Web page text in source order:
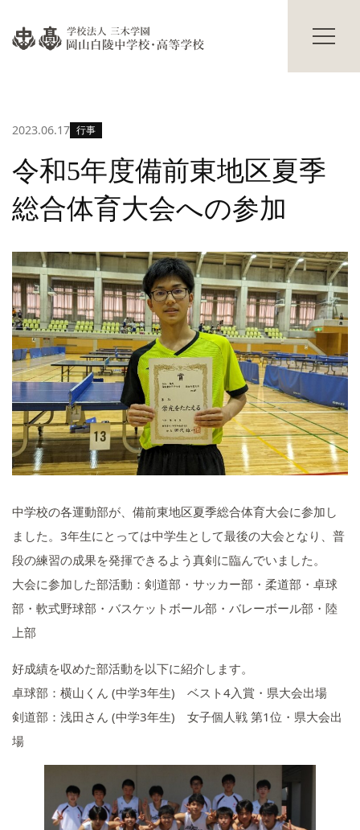
進路の行事
学校生活
主な学校行事
部活動
生徒の活躍
修学旅行だより
その他
保護者の方へ
交通アクセス
お知らせ
入試情報
Topics
プライバシーポリシー
サイトマップ
教職員募集
いじめ防止基本方針
学校施設の耐震化への取組状
況
2023.06.17 行事
令和5年度備前東地区夏季
総合体育大会への参加
中学校の各運動部が、備前東地区夏季総合体育大会に参加し
ました。3年生にとっては中学生として最後の大会となり、普
段の練習の成果を発揮できるよう真剣に臨んでいました。
大会に参加した部活動：剣道部・サッカー部・柔道部・卓球
部・軟式野球部・バスケットボール部・バレーボール部・陸
上部
好成績を収めた部活動を以下に紹介します。
卓球部：横山くん (中学3年生) ベスト4入賞・県大会出場
剣道部：浅田さん (中学3年生) 女子個人戦 第1位・県大会出
場